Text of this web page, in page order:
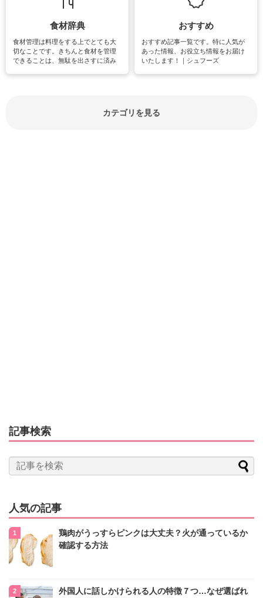
紹介しています。
食材辞典
食材管理は料理をする上でとても大
切なことです。きちんと食材を管理
できることは、無駄を出さすに済み
おすすめ
おすすめ記事一覧です。特に人気が
あった情報、お役立ち情報をお届け
いたします！｜シュフーズ
カテゴリを見る
記事検索
人気の記事
鶏肉がうっすらピンクは大丈夫？火が通っているか
確認する方法
外国人に話しかけられる人の特徴７つ…なぜ選ばれ